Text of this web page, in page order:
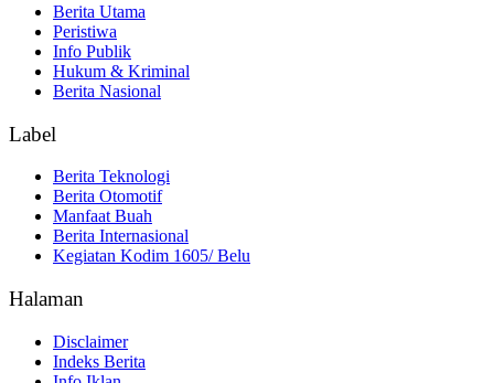
Berita Utama
Peristiwa
Info Publik
Hukum & Kriminal
Berita Nasional
Label
Berita Teknologi
Berita Otomotif
Manfaat Buah
Berita Internasional
Kegiatan Kodim 1605/ Belu
Halaman
Disclaimer
Indeks Berita